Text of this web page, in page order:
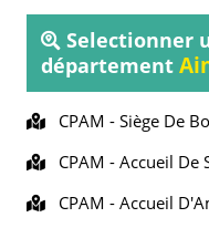
Selectionner
département
CPAM - Siège De
CPAM - Accueil De
CPAM - Accueil